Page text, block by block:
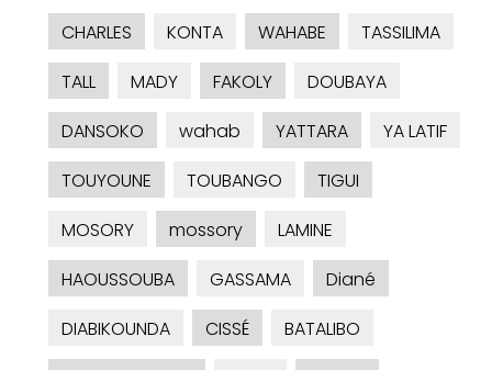
CHARLES
KONTA WAHABE
TASSILIMA
TALL
MADY FAKOLY
DOUBAYA
DANSOKO
wahab YATTARA
YA LATIF
TOUYOUNE
TOUBANGO
TIGUI
MOSORY
mossory
LAMINE
HAOUSSOUBA
GASSAMA
Diané
DIABIKOUNDA
CISSÉ
BATALIBO